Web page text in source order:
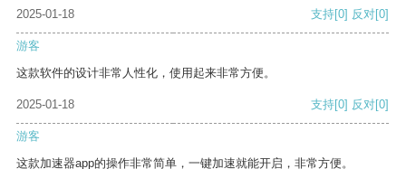
2025-01-18 支持[0] 反对[0]
游客
这款软件的设计非常人性化，使用起来非常方便。
2025-01-18 支持[0] 反对[0]
游客
这款加速器app的操作非常简单，一键加速就能开启，非常方便。